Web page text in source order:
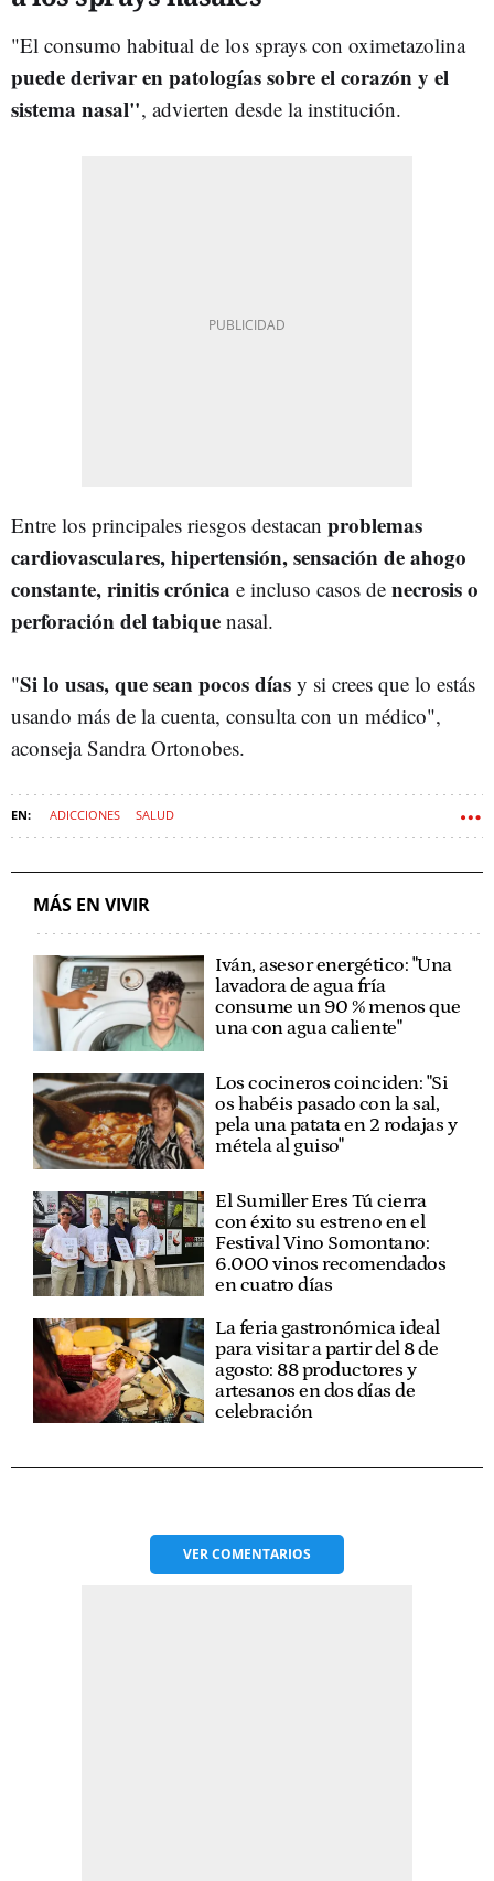
"El consumo habitual de los sprays con oximetazolina
puede derivar en patologías sobre el corazón y el
sistema nasal", advierten desde la institución.
Entre los principales riesgos destacan problemas
cardiovasculares, hipertensión, sensación de ahogo
constante, rinitis crónica e incluso casos de necrosis o
perforación del tabique nasal.
"Si lo usas, que sean pocos días y si crees que lo estás
usando más de la cuenta, consulta con un médico",
aconseja Sandra Ortonobes.
ADICCIONES SALUD
MÁS EN VIVIR
Iván, asesor energético: "Una
lavadora de agua fría
consume un 90 % menos que
una con agua caliente"
Los cocineros coinciden: "Si
os habéis pasado con la sal,
pela una patata en 2 rodajas y
métela al guiso"
El Sumiller Eres Tú cierra
con éxito su estreno en el
Festival Vino Somontano:
6.000 vinos recomendados
en cuatro días
La feria gastronómica ideal
para visitar a partir del 8 de
agosto: 88 productores y
artesanos en dos días de
celebración
VERCOMENTARIOS